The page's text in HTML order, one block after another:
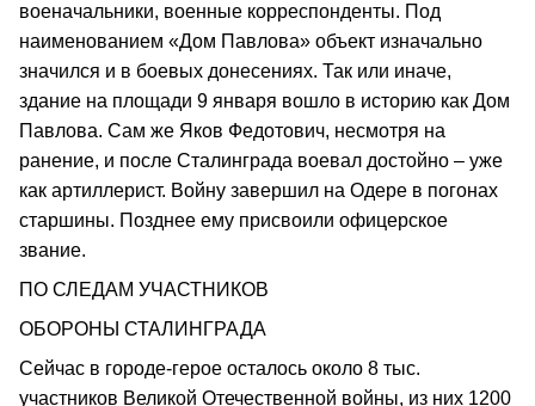
военачальники, военные корреспонденты. Под
наименованием «Дом Павлова» объект изначально
значился и в боевых донесениях. Так или иначе,
здание на площади 9 января вошло в историю как Дом
Павлова. Сам же Яков Федотович, несмотря на
ранение, и после Сталинграда воевал достойно – уже
как артиллерист. Войну завершил на Одере в погонах
старшины. Позднее ему присвоили офицерское
звание.
ПО СЛЕДАМ УЧАСТНИКОВ
ОБОРОНЫ СТАЛИНГРАДА
Сейчас в городе-герое осталось около 8 тыс.
участников Великой Отечественной войны, из них 1200